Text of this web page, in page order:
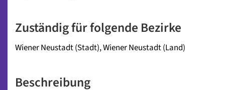
Zuständig für folgende Bezirke
Wiener Neustadt (Stadt),Wiener Neustadt (Land)
Beschreibung